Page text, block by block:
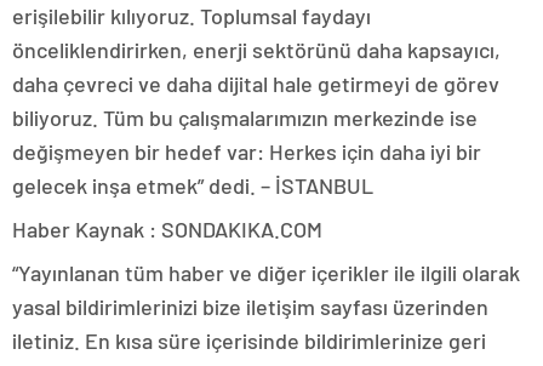
erişilebilir kılıyoruz. Toplumsal faydayı
önceliklendirirken, enerji sektörünü daha kapsayıcı,
daha çevreci ve daha dijital hale getirmeyi de görev
biliyoruz. Tüm bu çalışmalarımızın merkezinde ise
değişmeyen bir hedef var: Herkes için daha iyi bir
gelecek inşa etmek” dedi. – İSTANBUL
Haber Kaynak : SONDAKIKA.COM
“Yayınlanan tüm haber ve diğer içerikler ile ilgili olarak
yasal bildirimlerinizi bize iletişim sayfası üzerinden
iletiniz. En kısa süre içerisinde bildirimlerinize geri